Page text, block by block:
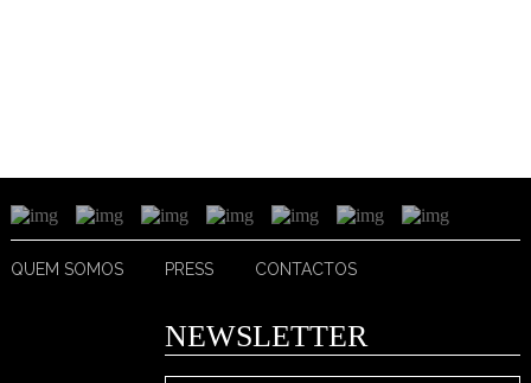
QUEM SOMOS PRESS CONTACTOS
NEWSLETTER